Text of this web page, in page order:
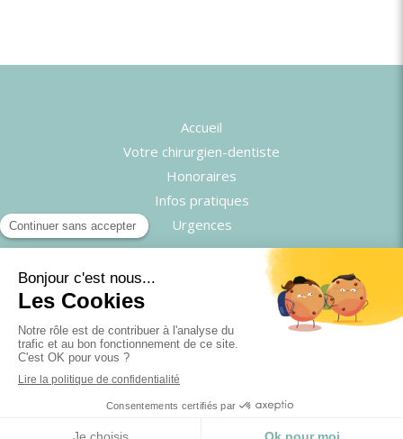
Accueil
Votre chirurgien-dentiste
Honoraires
Infos pratiques
Urgences
©2025 Cabinet d'endodontie du Dr Mehdi Seffih -
Plan du site
Mentions légales